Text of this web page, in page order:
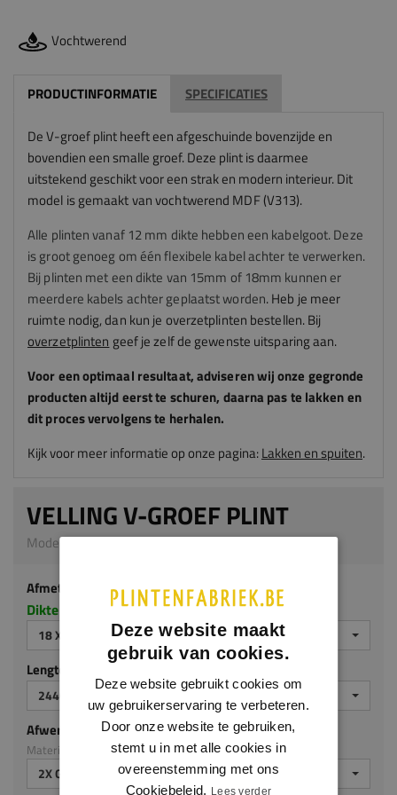
Vochtwerend
PRODUCTINFORMATIE SPECIFICATIES
De V-groef plint heeft een afgeschuinde bovenzijde en
bovendien een smalle groef. Deze plint is daarmee
uitstekend geschikt voor een strak en modern interieur.Dit
model is gemaakt van vochtwerend MDF (V313).
Alle plinten vanaf 12 mm dikte hebben een kabelgoot. Deze
is groot genoeg om één flexibele kabel achter te verwerken.
Bij plinten met een dikte van 15mm of 18mm kunnen er
meerdere kabels achter geplaatst worden.Heb je meer
ruimte nodig, dan kun je overzetplinten bestellen. Bij
overzetplinten geef je zelf de gewenste uitsparing aan.
Voor een optimaal resultaat, adviserenwijonze gegronde
producten altijd eerst te schuren, daarna pas te lakken en
dit proces vervolgens te herhalen.
Kijk voor meer informatie op onze pagina:Lakken en spuiten.
VELLING V-GROEF PLINT
Model 0129 | 18 x 190 mm | MDF v313
Afmeting
Dikte x hoogte in millimeters
18 X 190 MM
Lengte (mm)
2440 MM
Afwerking
Materiaal: MDF v313
2X GEGROND
Deze website maakt
gebruik van cookies.
Deze website gebruikt cookies om
uw gebruikerservaring te verbeteren.
Door onze website te gebruiken,
stemt u in met alle cookies in
overeenstemming met ons
Cookiebeleid. Lees verder